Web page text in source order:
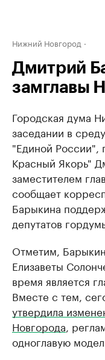
Нижний Новгород
Дмитрий
замглавы
Городская дума
заседании в
"Единой России",
Красный Якорь"
заместителем
сообщает
Барыкина
депутатов
Отметим,
Елизаветы
время является
Вместе с тем,
утвердила
Новгорода ,
одноглавую